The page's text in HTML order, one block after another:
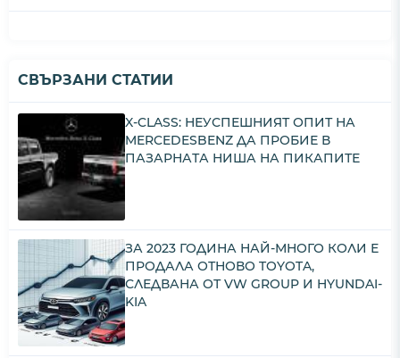
СВЪРЗАНИ СТАТИИ
X-CLASS: НЕУСПЕШНИЯТ ОПИТ НА
MERCEDESBENZ ДА ПРОБИЕ В
ПАЗАРНАТА НИША НА ПИКАПИТЕ
ЗА 2023 ГОДИНА НАЙ-МНОГО КОЛИ Е
ПРОДАЛА ОТНОВО TOYOTA,
СЛЕДВАНА ОТ VW GROUP И HYUNDAI-
KIA